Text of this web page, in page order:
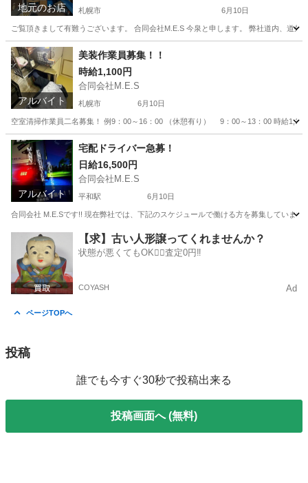
地元のお店 札幌市 6月10日
ご覧頂きまして有難うございます。 合同会社M.E.S 今泉と申します。 弊社道内、道
北海道 札幌市 引っ越し 無料
アルバイト
美装作業員募集！！
時給1,100円
合同会社M.E.S
札幌市 6月10日
空室清掃作業員二名募集！ 例9：00～16：00 （休憩有り） 9：00～13：00 時給
北海道 札幌市 その他
アルバイト
宅配ドライバー急募！
日給16,500円
合同会社M.E.S
平和駅 6月10日
合同会社 M.E.Sです!! 現在弊社では、下記のスケジュールで働ける方を募集していま
北海道 平和駅 配送 貸出
【求】古い人形譲ってくれませんか？
状態が悪くてもOK🙆‍♀️査定0円‼️
COYASH Ad
ページTOPへ
投稿
誰でも今すぐ30秒で投稿出来る
投稿画面へ (無料)